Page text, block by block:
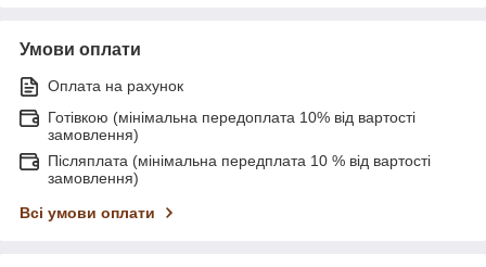
Умови оплати
Оплата на рахунок
Готівкою (мінімальна передоплата 10% від вартості
замовлення)
Післяплата (мінімальна передплата 10 % від вартості
замовлення)
Всі умови оплати